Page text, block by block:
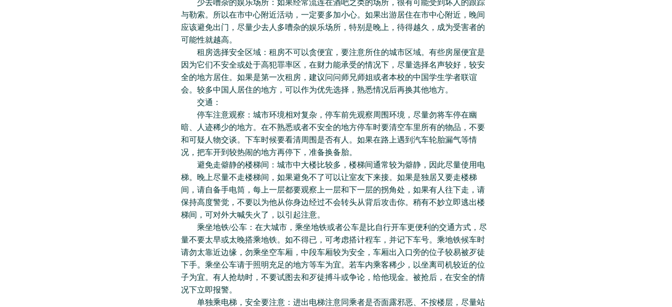
少去嘈杂的娱乐场所：如果经常流连在酒吧之类的场所，很有可能受到坏人的跟踪
与勒索。所以在市中心附近活动，一定要多加小心。如果出游居住在市中心附近，晚间
应该避免出门，尽量少去人多嘈杂的娱乐场所，特别是晚上，待得越久，成为受害者的
可能性就越高。
租房选择安全区域：租房不可以贪便宜，要注意所住的城市区域。有些房屋便宜是
因为它们不安全或处于高犯罪率区，在财力能承受的情况下，尽量选择名声较好，较安
全的地方居住。如果是第一次租房，建议问问师兄师姐或者本校的中国学生学者联谊
会。较多中国人居住的地方，可以作为优先选择，熟悉情况后再换其他地方。
交通：
停车注意观察：城市环境相对复杂，停车前先观察周围环境，尽量勿将车停在幽
暗、人迹稀少的地方。在不熟悉或者不安全的地方停车时要清空车里所有的物品，不要
和可疑人物交谈。下车时候要看清周围是否有人。如果在路上遇到汽车轮胎漏气等情
况，把车开到较热闹的地方再停下，准备换备胎。
避免走僻静的楼梯间：城市中大楼比较多，楼梯间通常较为僻静，因此尽量使用电
梯。晚上尽量不走楼梯间，如果避免不了可以让室友下来接。如果是独居又要走楼梯
间，请自备手电筒，每上一层都要观察上一层和下一层的拐角处，如果有人往下走，请
保持高度警觉，不要以为他从你身边经过不会转头从背后攻击你。稍有不妙立即逃出楼
梯间，可对外大喊失火了，以引起注意。
乘坐地铁/公车：在大城市，乘坐地铁或者公车是比自行开车更便利的交通方式，尽
量不要太早或太晚搭乘地铁。如不得已，可考虑搭计程车，并记下车号。乘地铁候车时
请勿太靠近边缘，勿乘坐空车厢，中段车厢较为安全，车厢出入口旁的位子较易被歹徒
下手。乘坐公车请于照明充足的地方等车为宜。若车内乘客稀少，以坐离司机较近的位
子为宜。有人抢劫时，不要试图去和歹徒搏斗或争论，给他现金。被抢后，在安全的情
况下立即报警。
单独乘电梯，安全要注意：进出电梯注意同乘者是否面露邪恶、不按楼层，尽量站